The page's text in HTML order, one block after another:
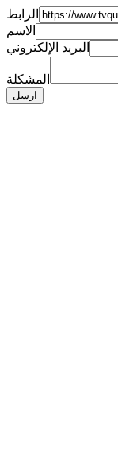
الرابط
الاسم
البريد الإلكتروني
المشكلة
ارسل